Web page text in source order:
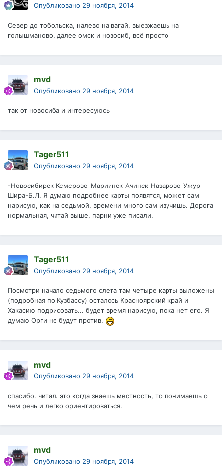
Опубликовано 29 ноября, 2014
Север до тобольска, налево на вагай, выезжаешь на
голышманово, далее омск и новосиб, всё просто
mvd
Опубликовано 29 ноября, 2014
так от новосиба и интересуюсь
Tager511
Опубликовано 29 ноября, 2014
-Новосибирск-Кемерово-Мариинск-Ачинск-Назарово-Ужур-
Шира-Б.Л. Я думаю подробнее карты появятся, может сам
нарисую, как на седьмой, времени много сам изучишь. Дорога
нормальная, читай выше, парни уже писали.
Tager511
Опубликовано 29 ноября, 2014
Посмотри начало седьмого слета там четыре карты выложены
(подробная по Кузбассу) осталось Красноярский край и
Хакасию подрисовать... будет время нарисую, пока нет его. Я
думаю Орги не будут против.
mvd
Опубликовано 29 ноября, 2014
спасибо. читал. это когда знаешь местность, то понимаешь о
чем речь и легко ориентироваться.
mvd
Опубликовано 29 ноября, 2014